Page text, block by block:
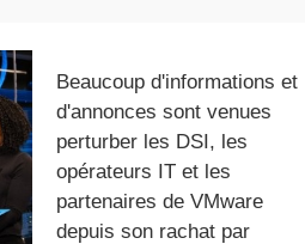
Beaucoup d'informations et
d'annonces sont venues
perturber les DSI, les
opérateurs IT et les
partenaires de VMware
depuis son rachat par